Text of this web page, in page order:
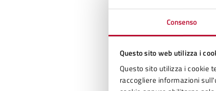
Consenso
Questo sito web utilizza i
Questo sito utilizza i cookie
raccogliere informazioni